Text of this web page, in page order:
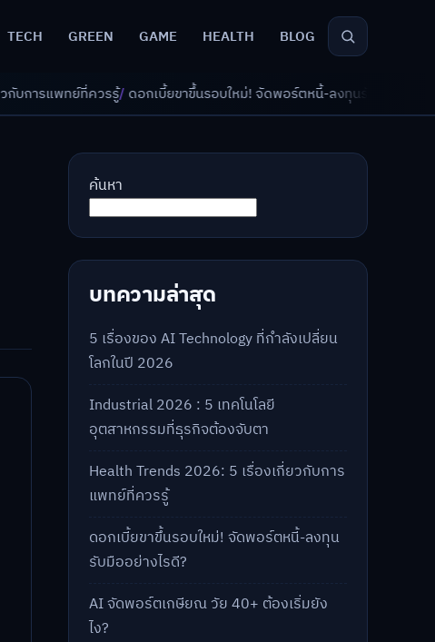
TECH GREEN GAME HEALTH BLOG
/ดอกเบี้ยขาขึ้นรอบใหม่! จัดพอร์ตหนี้-ลงทุนรับมืออย่างไรดี?/AI จัดพอร์ตเกษี
ค้นหา
บทความล่าสุด
5 เรื่องของ AI Technology ที่กำลังเปลี่ยน
โลกในปี 2026
Industrial 2026 : 5 เทคโนโลยี
อุตสาหกรรมที่ธุรกิจต้องจับตา
Health Trends 2026: 5 เรื่องเกี่ยวกับการ
แพทย์ที่ควรรู้
ดอกเบี้ยขาขึ้นรอบใหม่! จัดพอร์ตหนี้-ลงทุน
รับมืออย่างไรดี?
AI จัดพอร์ตเกษียณ วัย 40+ ต้องเริ่มยัง
ไง?